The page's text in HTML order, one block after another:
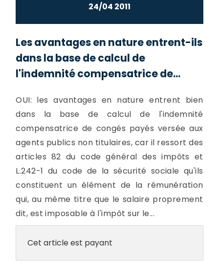
24/04 2011
Les avantages en nature entrent-ils
dans la base de calcul de
l'indemnité compensatrice de...
OUI: les avantages en nature entrent bien
dans la base de calcul de l'indemnité
compensatrice de congés payés versée aux
agents publics non titulaires, car il ressort des
articles 82 du code général des impôts et
L.242-1 du code de la sécurité sociale qu'ils
constituent un élément de la rémunération
qui, au même titre que le salaire proprement
dit, est imposable à l'impôt sur le...
Cet article est payant